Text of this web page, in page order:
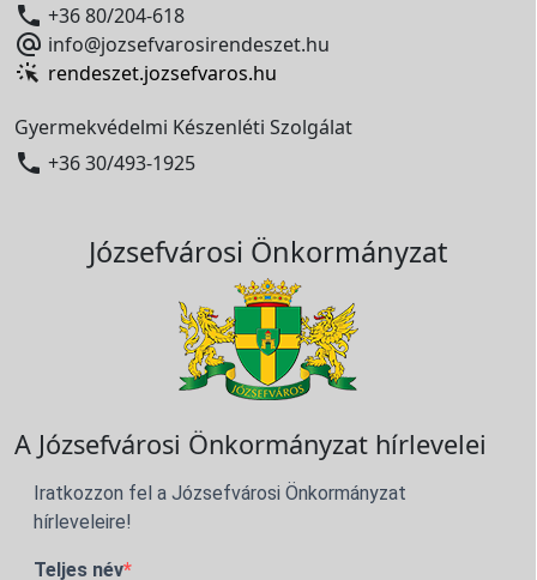
 +36 80/204-618
 info@jozsefvarosirendeszet.hu
rendeszet.jozsefvaros.hu
Gyermekvédelmi Készenléti Szolgálat
 +36 30/493-1925
Józsefvárosi Önkormányzat
A Józsefvárosi Önkormányzat hírlevelei
Iratkozzon fel a Józsefvárosi Önkormányzat
hírleveleire!
Teljes név